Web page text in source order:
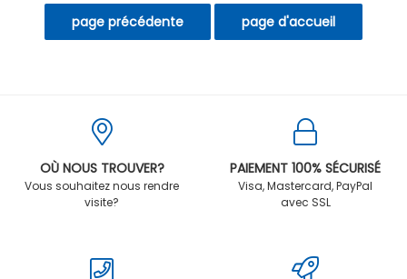
OÙ NOUS TROUVER?
Vous souhaitez nous rendre
visite?
PAIEMENT 100% SÉCURISÉ
Visa, Mastercard, PayPal
avec SSL